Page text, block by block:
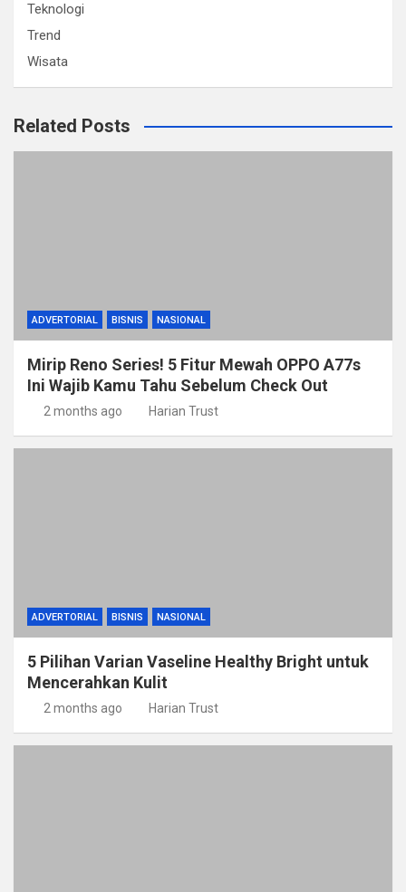
Teknologi
Trend
Wisata
Related Posts
ADVERTORIAL BISNIS NASIONAL
Mirip Reno Series! 5 Fitur Mewah OPPO A77s
Ini Wajib Kamu Tahu Sebelum Check Out
2 months ago Harian Trust
ADVERTORIAL BISNIS NASIONAL
5 Pilihan Varian Vaseline Healthy Bright untuk
Mencerahkan Kulit
2 months ago Harian Trust